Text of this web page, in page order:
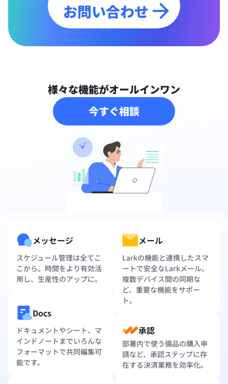
お問い合わせ
様々な機能がオールインワン
今すぐ相談
メッセージ
スケジュール管理は全てこ
こから。時間をより有効活
用し、生産性のアップに。
Docs
ドキュメントやシート、マ
インドノートまでいろんな
フォーマットで共同編集可
能です。
メール
Larkの機能と連携したスマ
ートで安全なLarkメール。
複数デバイス間の同期な
ど、重要な機能をサポー
ト。
承認
部署内で使う備品の購入申
請など、承認ステップに存
在する決済業務を効率化。